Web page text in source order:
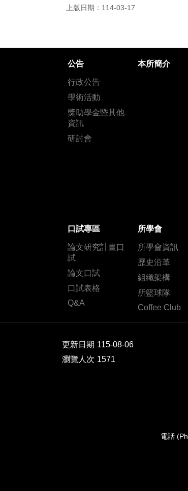
上版日期：114-03-17
公告
行政公告
學術活動
獎助學金暨其他
資訊
研討會
本所簡介
口試專區
論文研究計畫口
試
論文口試
口試表格
Q&A
所學會
所學會資訊
歷史沿革
組織架構
所籃球隊
Coffee Club
更新日期 115-08-06
瀏覽人次 1571
電話